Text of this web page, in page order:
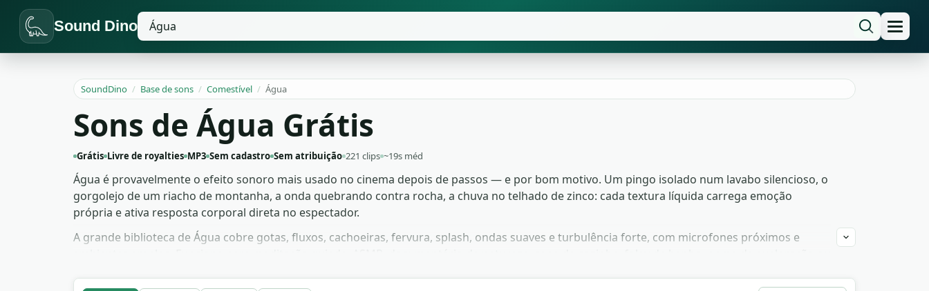
Sound Dino
SoundDino / Base de sons / Comestível / Água
Sons de Água Grátis
Grátis Livre de royalties MP3 Sem cadastro Sem atribuição 221 clips ~19s méd
Água é provavelmente o efeito sonoro mais usado no cinema depois de passos — e por bom motivo. Um pingo isolado num lavabo silencioso, o
gorgolejo de um riacho de montanha, a onda quebrando contra rocha, a chuva no telhado de zinco: cada textura líquida carrega emoção
própria e ativa resposta corporal direta no espectador.
A grande biblioteca de Água cobre gotas, fluxos, cachoeiras, fervura, splash, ondas suaves e turbulência forte, com microfones próximos e